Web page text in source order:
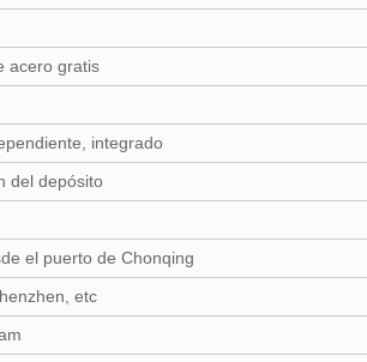
acero gratis
integrado
del depósito
el puerto de Chonqing
etc